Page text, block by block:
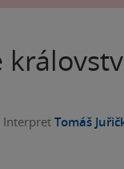
Interpret Tomáš